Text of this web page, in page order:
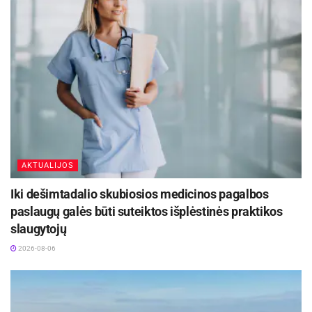
Renovacijos metu sutvarkytos ir atnaujintos
pastato inžinerinės sistemos. Didelis dėmesys
skirtas techniniams sprendimams, siekiant
užtikrinti jų patikimumą, efektyvumą ir atitiktį
šiuolaikiniams sveikatos priežiūros įstaigoms
keliamiems reikalavimams.
Formuojant erdves prioritetas teiktas
funkcionalumui, saugumui ir komfortui. Siekta
sukurti patogią aplinką pacientams, jų
artimiesiems bei darbuotojams. Įgyvendinti
AKTUALIJOS
Iki dešimtadalio skubiosios medicinos pagalbos
paslaugų galės būti suteiktos išplėstinės praktikos
slaugytojų
2026-08-06